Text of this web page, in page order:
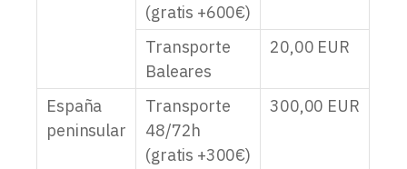
(gratis +600€)
Transporte
Baleares
20,00 EUR
España
peninsular
Transporte
48/72h
(gratis +300€)
300,00 EUR